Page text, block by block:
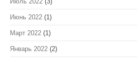
Июнь 2022 (1)
Март 2022 (1)
Январь 2022 (2)